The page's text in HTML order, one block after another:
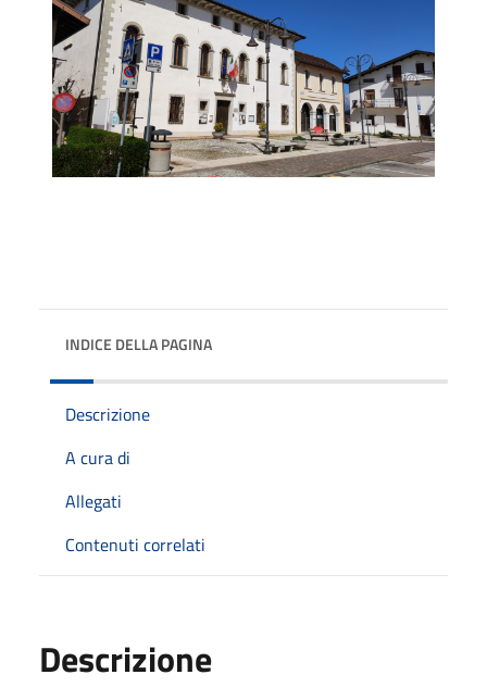
INDICE DELLA PAGINA
Descrizione
A cura di
Allegati
Contenuti correlati
Descrizione